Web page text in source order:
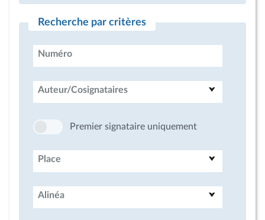
Recherche par critères
Numéro
Auteur/Cosignataires
Premier signataire uniquement
Place
Alinéa